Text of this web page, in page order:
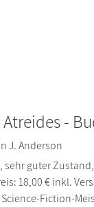
-
J. Anderson
sehr guter
18,00 € inkl.
Fiction-